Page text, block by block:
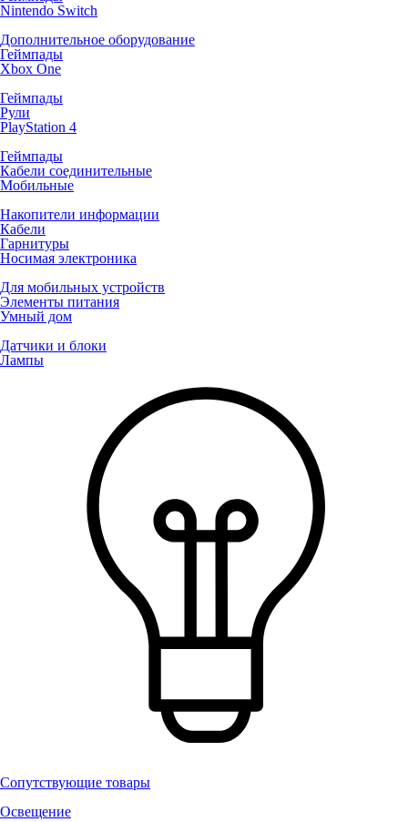
Nintendo Switch
Дополнительное оборудование
Геймпады
Xbox One
Геймпады
Рули
PlayStation 4
Геймпады
Кабели соединительные
Мобильные
Накопители информации
Кабели
Гарнитуры
Носимая электроника
Для мобильных устройств
Элементы питания
Умный дом
Датчики и блоки
Лампы
Сопутствующие товары
Освещение